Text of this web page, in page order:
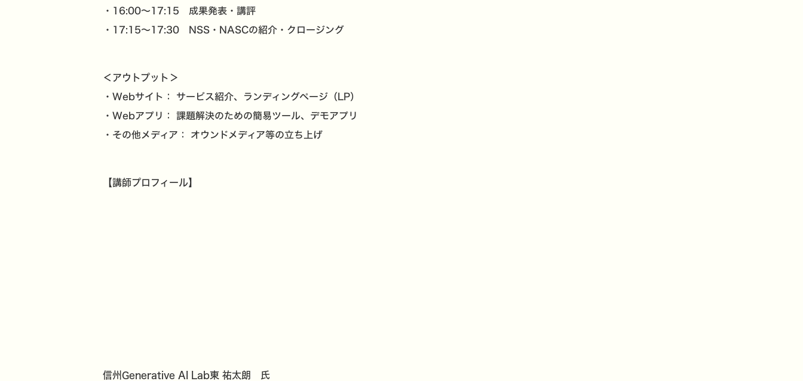
・16:00〜17:15 成果発表・講評
・17:15〜17:30 NSS・NASCの紹介・クロージング
＜アウトプット＞
・Webサイト： サービス紹介、ランディングページ（LP）
・Webアプリ： 課題解決のための簡易ツール、デモアプリ
・その他メディア： オウンドメディア等の立ち上げ
【講師プロフィール】
信州Generative AI Lab東 祐太朗 氏